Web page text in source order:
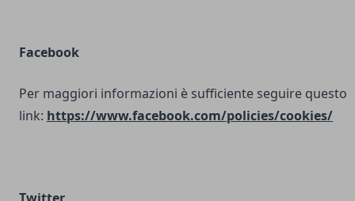
Facebook
Per maggiori informazioni è sufficiente seguire questo
link: https://www.facebook.com/policies/cookies/